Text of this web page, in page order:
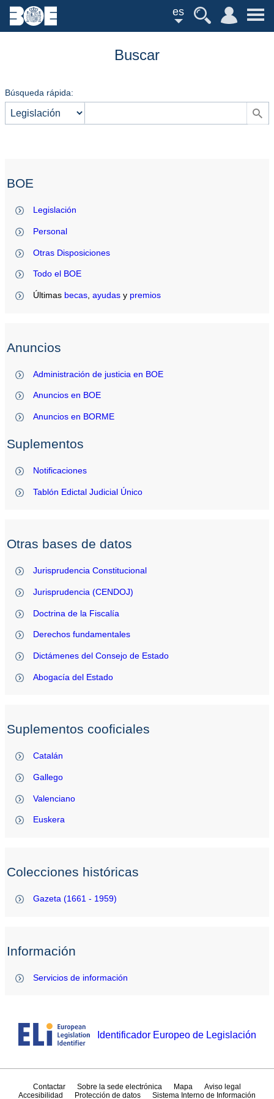
es
Buscar
Búsqueda rápida:
BOE
Legislación
Personal
Otras Disposiciones
Todo el BOE
Últimas becas ,ayudas y premios
Anuncios
Administración de justicia en BOE
Anuncios en BOE
Anuncios en BORME
Suplementos
Notificaciones
Tablón Edictal Judicial Único
Otras bases de datos
Jurisprudencia Constitucional
Jurisprudencia (CENDOJ)
Doctrina de la Fiscalía
Derechos fundamentales
Dictámenes del Consejo de Estado
Abogacía del Estado
Suplementos cooficiales
Catalán
Gallego
Valenciano
Euskera
Colecciones históricas
Gazeta (1661 - 1959)
Información
Servicios de información
Identificador Europeo de Legislación
Contactar Sobre la sede electrónica Mapa
Aviso legal
Accesibilidad
Protección de datos Sistema Interno de Información